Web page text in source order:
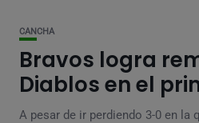
CANCHA
Bravos logra
Diablos en el
A pesar de ir perdiendo 3-0 en la